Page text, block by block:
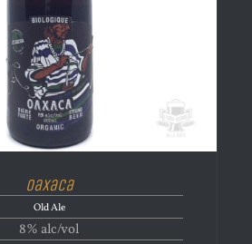
Oaxaca
Old Ale
8% alc/vol